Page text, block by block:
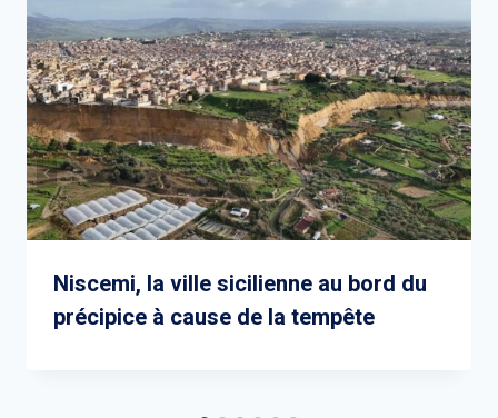
Niscemi, la ville sicilienne au bord du
précipice à cause de la tempête